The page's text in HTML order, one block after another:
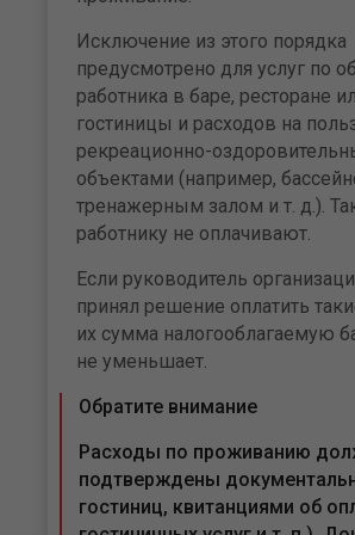
Исключение из этого порядка
предусмотрено для услуг по
работника в баре, ресторане
гостиницы и расходов на
рекреационно-
объектами (например,
тренажерным залом и т. д.).
работнику не оплачивают.
Если руководитель
принял решение оплатить
их сумма налогооблагаемую
не уменьшает.
Обратите внимание
Расходы по проживанию
подтверждены
гостиниц, квитанциями об